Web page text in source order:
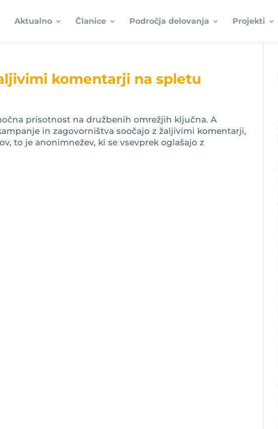
Aktualno Članice Področja delovanja Projekti
komentarji na spletu
prisotnost na družbenih omrežjih ključna. A
in zagovorništva soočajo z žaljivimi komentarji,
to je anonimnežev, ki se vsevprek oglašajo z